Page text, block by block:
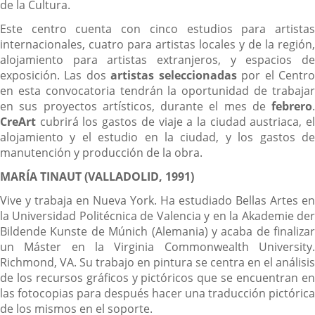
de la Cultura.
Este centro cuenta con cinco estudios para artistas
internacionales, cuatro para artistas locales y de la región,
alojamiento para artistas extranjeros, y espacios de
exposición. Las dos artistas seleccionadaspor el Centro
en esta convocatoria tendrán la oportunidad de trabajar
en sus proyectos artísticos, durante el mes de febrero.
CreArt cubrirá los gastos de viaje a la ciudad austriaca, el
alojamiento y el estudio en la ciudad, y los gastos de
manutención y producción de la obra.
MARÍA TINAUT (VALLADOLID, 1991)
Vive y trabaja en Nueva York. Ha estudiado Bellas Artes en
la Universidad Politécnica de Valencia y en la Akademie der
Bildende Kunste de Múnich (Alemania) y acaba de finalizar
un Máster en la Virginia Commonwealth University.
Richmond, VA. Su trabajo en pintura se centra en el análisis
de los recursos gráficos y pictóricos que se encuentran en
las fotocopias para después hacer una traducción pictórica
de los mismos en el soporte.